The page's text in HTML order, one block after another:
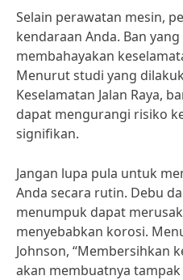
Selain perawatan mesin,
kendaraan Anda. Ban
membahayakan
Menurut studi yang
Keselamatan Jalan Raya,
dapat mengurangi risiko
signifikan.
Jangan lupa pula untuk
Anda secara rutin. Debu
menumpuk dapat
menyebabkan korosi.
Johnson, “Membersihkan
akan membuatnya